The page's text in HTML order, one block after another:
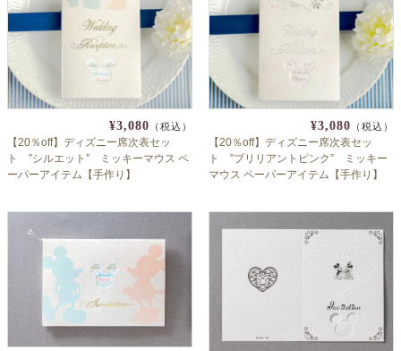
¥3,080 （税込）
【20％off】ディズニー席次表セッ
ト ”シルエット” ミッキーマウス ペ
ーパーアイテム【手作り】
¥3,080 （税込）
【20％off】ディズニー席次表セッ
ト ”ブリリアントピンク” ミッキー
マウス ペーパーアイテム【手作り】